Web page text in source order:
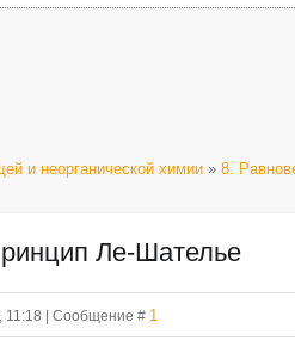
и неорганической химии » 8.
Ле-Шателье
11:18 | Сообщение # 1